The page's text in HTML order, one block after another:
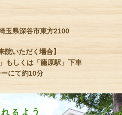
県深谷市東方2100
院いただく場合】
もしくは「籠原駅」下車
にて約10分